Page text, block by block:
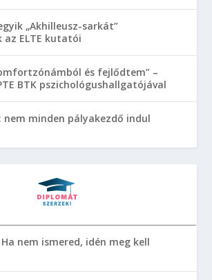
„Akhilleusz-sarkát”
ELTE kutatói
és fejlődtem” –
BTK pszichológushallgatójával
minden pályakezdő indul
nem ismered, idén meg kell